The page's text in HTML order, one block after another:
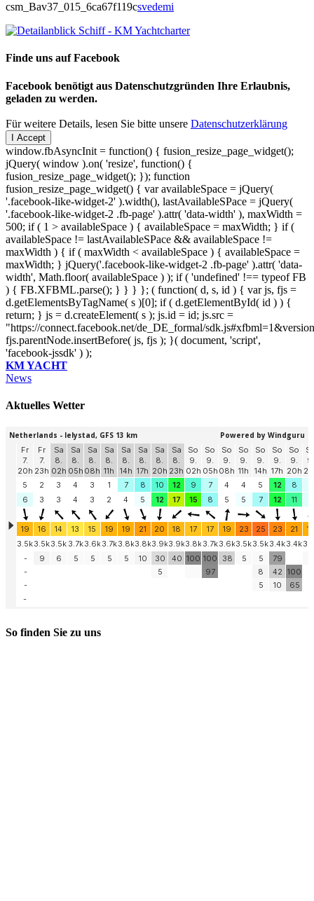
csm_Bav37_015_6ca67f119csvedemi
Finde uns auf Facebook
Facebook benötigt aus Datenschutzgründen Ihre Erlaubnis,
geladen zu werden.
Für weitere Details, lesen Sie bitte unsere Datenschutzerklärung
I Accept
window.fbAsyncInit = function() { fusion_resize_page_widget();
jQuery( window ).on( 'resize', function() {
fusion_resize_page_widget(); }); function
fusion_resize_page_widget() { var availableSpace = jQuery(
'.facebook-like-widget-2' ).width(), lastAvailableSPace = jQuery(
'.facebook-like-widget-2 .fb-page' ).attr( 'data-width' ), maxWidth =
500; if ( 1 > availableSpace ) { availableSpace = maxWidth; } if (
availableSpace != lastAvailableSPace && availableSpace !=
maxWidth ) { if ( maxWidth < availableSpace ) { availableSpace =
maxWidth; } jQuery('.facebook-like-widget-2 .fb-page' ).attr( 'data-
width', Math.floor( availableSpace ) ); if ( 'undefined' !== typeof FB
) { FB.XFBML.parse(); } } } }; ( function( d, s, id ) { var js, fjs =
d.getElementsByTagName( s )[0]; if ( d.getElementById( id ) ) {
return; } js = d.createElement( s ); js.id = id; js.src =
"https://connect.facebook.net/de_DE_formal/
fjs.parentNode.insertBefore( js, fjs ); }( document, 'script',
'facebook-jssdk' ) );
KM YACHT
News
Aktuelles Wetter
So finden Sie zu uns